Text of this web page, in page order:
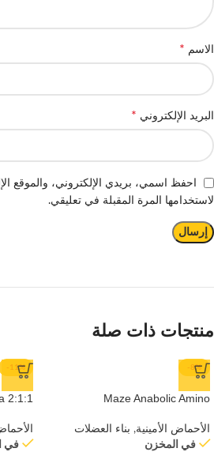
الاسم *
البريد الإلكتروني *
احفظ اسمي، بريدي الإلكتروني، والموقع
لاستخدامها المرة المقبلة في تعليقي.
منتجات ذات صلة
-8%
Maze Anabolic Amino
الأحماض الأمينية, بناء العضلات
في المخزن
-11%
2:1:1
في